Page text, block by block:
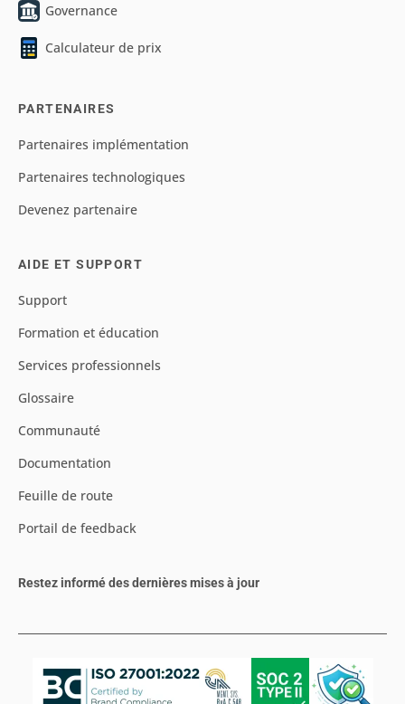
Governance
Calculateur de prix
PARTENAIRES
Partenaires implémentation
Partenaires technologiques
Devenez partenaire
AIDE ET SUPPORT
Support
Formation et éducation
Services professionnels
Glossaire
Communauté
Documentation
Feuille de route
Portail de feedback
Restez informé des dernières mises à jour